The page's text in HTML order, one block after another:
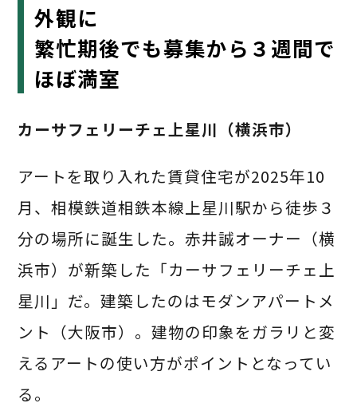
外観に
繁忙期後でも募集から３週間で
ほぼ満室
カーサフェリーチェ上星川（横浜市）
アートを取り入れた賃貸住宅が2025年10
月、相模鉄道相鉄本線上星川駅から徒歩３
分の場所に誕生した。赤井誠オーナー（横
浜市）が新築した「カーサフェリーチェ上
星川」だ。建築したのはモダンアパートメ
ント（大阪市）。建物の印象をガラリと変
えるアートの使い方がポイントとなってい
る。